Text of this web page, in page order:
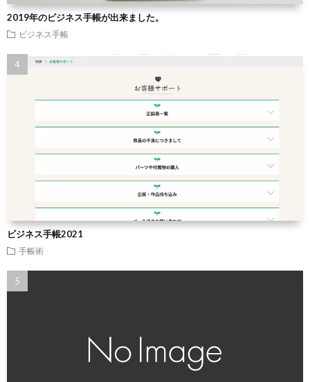
2019年のビジネス手帳が出来ました。
ビジネス手帳
ビジネス手帳2021
手帳術